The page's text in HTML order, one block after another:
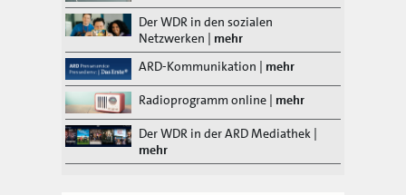
Der WDR in den sozialen
Netzwerken | mehr
ARD-Kommunikation | mehr
Radioprogramm online | mehr
Der WDR in der ARD Mediathek |
mehr